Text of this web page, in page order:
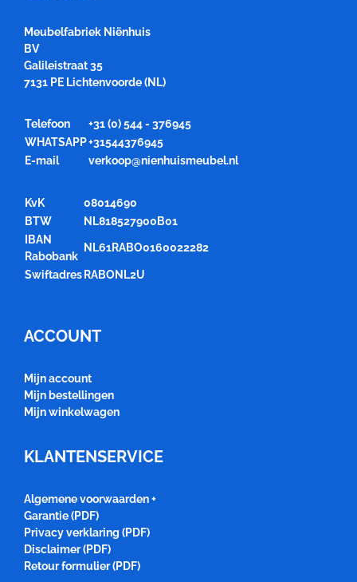
Meubelfabriek Niënhuis
BV
Galileistraat 35
7131 PE Lichtenvoorde (NL)
Telefoon
+31 (0) 544 - 376945
WHATSAPP+31544376945
E-mail
verkoop@nienhuismeubel.nl
KvK
08014690
BTW
NL818527900B01
IBAN
Rabobank
NL61RABO0160022282
Swiftadres RABONL2U
ACCOUNT
Mijn account
Mijn bestellingen
Mijn winkelwagen
KLANTENSERVICE
Algemene voorwaarden +
Garantie (PDF)
Privacy verklaring (PDF)
Disclaimer (PDF)
Retour formulier (PDF)